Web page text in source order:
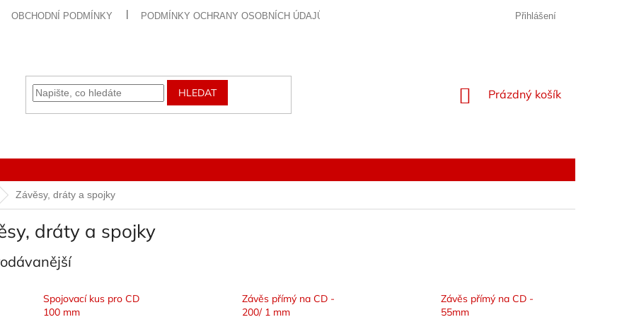
OBCHODNÍ PODMÍNKY PODMÍNKY OCHRANY OSOBNÍCH ÚDAJŮ Přihlášení
HLEDAT
NÁKUPNÍ
Prázdný košík
Závěsy, dráty a spojky
dráty a spojky
Spojovací kus pro CD
100 mm
Závěs přímý na CD -
200/ 1 mm
Závěs přímý na CD -
55mm